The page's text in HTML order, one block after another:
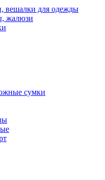
вешалки для одежды
жалюзи
сумки